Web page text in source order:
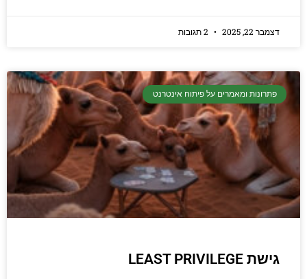
דצמבר 22, 2025
פתרונות ומאמרים על פיתוח אינטרנט
גישת LEAST PRIVILEGE